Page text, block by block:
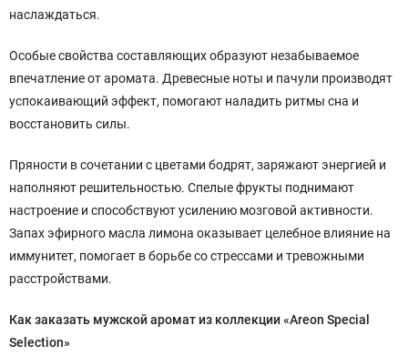
наслаждаться.
Особые свойства составляющих образуют незабываемое
впечатление от аромата. Древесные ноты и пачули производят
успокаивающий эффект, помогают наладить ритмы сна и
восстановить силы.
Пряности в сочетании с цветами бодрят, заряжают энергией и
наполняют решительностью. Спелые фрукты поднимают
настроение и способствуют усилению мозговой активности.
Запах эфирного масла лимона оказывает целебное влияние на
иммунитет, помогает в борьбе со стрессами и тревожными
расстройствами.
Как заказать мужской аромат из коллекции «Areon Special
Selection»